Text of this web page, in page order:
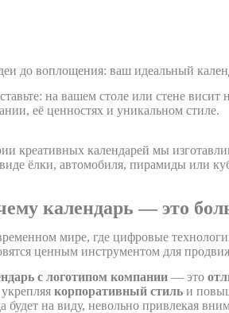
до воплощения: ваш идеальный
на вашем столе или стене
её ценностях и уникальном стиле.
креативных календарей мы
ёлки, автомобиля, пирамиды или
календарь — это
мире, где цифровые
ценным инструментом для
с логотипом компании — это
корпоративный стиль и
будет на виду, невольно привлекая